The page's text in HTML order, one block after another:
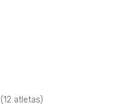
atletas)